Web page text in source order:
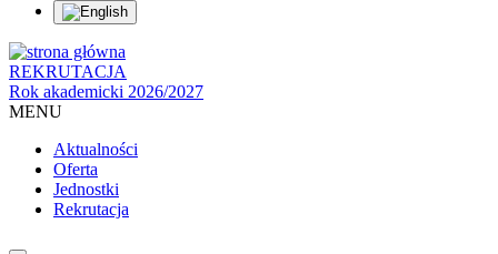
REKRUTACJA
Rok akademicki 2026/2027
MENU
Aktualności
Oferta
Jednostki
Rekrutacja